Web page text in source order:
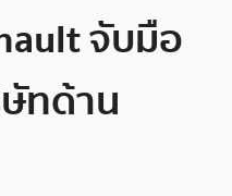
จับมือ
ทด้าน